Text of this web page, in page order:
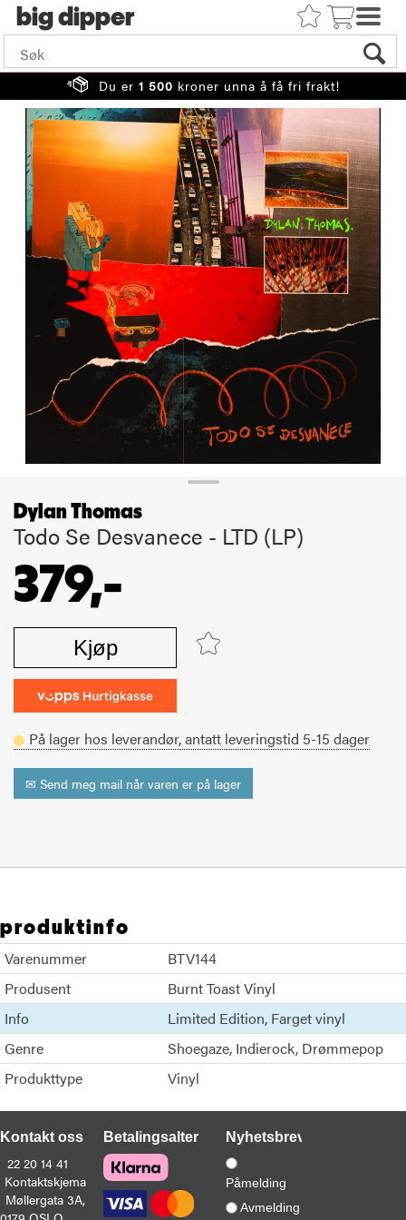
big
Du er 1 500 kroner unna å få fri frakt!
Dylan Thomas
Todo Se Desvanece - LTD (LP)
379,-
Kjøp
På lager hos leverandør,antatt leveringstid 5-15 dager
✉ Send meg mail når varen er på lager
produktinfo
Varenummer
BTV144
Produsent
Burnt Toast Vinyl
Info
Limited Edition Farget vinyl
Genre
Shoegaze Indierock Drømmepop
Produkttype
Vinyl
Kontakt oss
22 20 14 41
Kontaktskjema
Møllergata 3A,
BetalingsalternativerNyhetsbrev
Påmelding
Avmelding